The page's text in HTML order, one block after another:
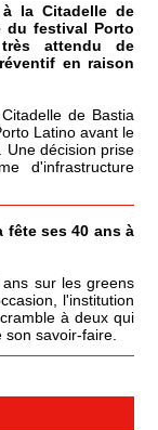
la Citadelle de
du festival Porto
attendu de
en raison
de Bastia
Latino avant le
Une décision prise
d'infrastructure
fête ses 40 ans à
sur les greens
l'institution
à deux qui
savoir-faire.